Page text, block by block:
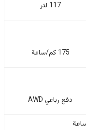
117 لتر
175 كم/ساعة
دفع رباعي AWD